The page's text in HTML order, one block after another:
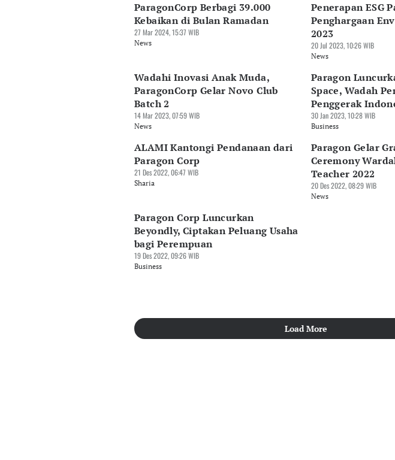
ParagonCorp Berbagi 39.000
Kebaikan di Bulan Ramadan
27 Mar 2024, 15:37 WIB
News
Penerapan ESG
Penghargaan
2023
20 Jul 2023, 10:26 WIB
News
Wadahi Inovasi Anak Muda,
ParagonCorp Gelar Novo Club
Batch 2
14 Mar 2023, 07:59 WIB
News
Paragon
Space, Wadah
Penggerak
30 Jan 2023, 10:28 WIB
Business
ALAMI Kantongi Pendanaan dari
Paragon Corp
21 Des 2022, 06:47 WIB
Sharia
Paragon Gelar
Ceremony
Teacher 2022
20 Des 2022, 08:29 WIB
News
Paragon Corp Luncurkan
Beyondly, Ciptakan Peluang Usaha
bagi Perempuan
19 Des 2022, 09:26 WIB
Business
Load More